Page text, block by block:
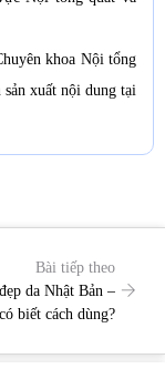
khoa Nội tổng
xuất nội dung tại
Bài tiếp theo
da Nhật Bản –
biết cách dùng?